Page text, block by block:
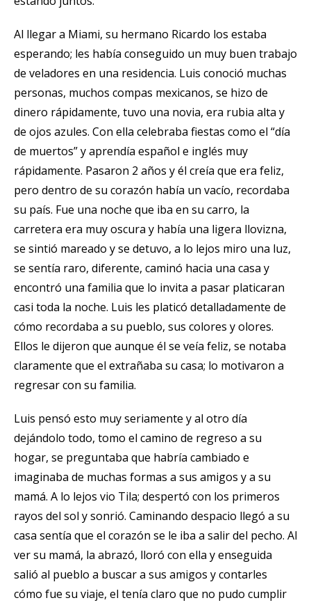
Al llegar a Miami, su hermano Ricardo los estaba
esperando; les había conseguido un muy buen trabajo
de veladores en una residencia. Luis conoció muchas
personas, muchos compas mexicanos, se hizo de
dinero rápidamente, tuvo una novia, era rubia alta y
de ojos azules. Con ella celebraba fiestas como el “día
de muertos” y aprendía español e inglés muy
rápidamente. Pasaron 2 años y él creía que era feliz,
pero dentro de su corazón había un vacío, recordaba
su país. Fue una noche que iba en su carro, la
carretera era muy oscura y había una ligera llovizna,
se sintió mareado y se detuvo, a lo lejos miro una luz,
se sentía raro, diferente, caminó hacia una casa y
encontró una familia que lo invita a pasar platicaran
casi toda la noche. Luis les platicó detalladamente de
cómo recordaba a su pueblo, sus colores y olores.
Ellos le dijeron que aunque él se veía feliz, se notaba
claramente que el extrañaba su casa; lo motivaron a
regresar con su familia.
Luis pensó esto muy seriamente y al otro día
dejándolo todo, tomo el camino de regreso a su
hogar, se preguntaba que habría cambiado e
imaginaba de muchas formas a sus amigos y a su
mamá. A lo lejos vio Tila; despertó con los primeros
rayos del sol y sonrió. Caminando despacio llegó a su
casa sentía que el corazón se le iba a salir del pecho. Al
ver su mamá, la abrazó, lloró con ella y enseguida
salió al pueblo a buscar a sus amigos y contarles
cómo fue su viaje, el tenía claro que no pudo cumplir